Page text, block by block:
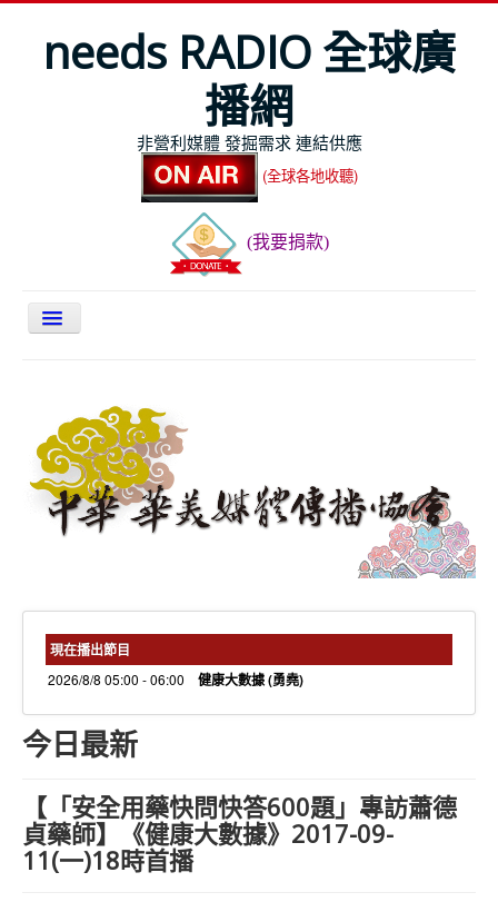
needs RADIO 全球廣
播網
非營利媒體 發掘需求 連結供應
(全球各地收聽)
(我要捐款)
今日最新
節目表
全球Live收聽
needs 專欄
線上捐款
現在播出節目
2026/8/8 05:00 - 06:00 健康大數據 (勇堯)
今日最新
【「安全用藥快問快答600題」專訪蕭德
貞藥師】《健康大數據》2017-09-
11(一)18時首播